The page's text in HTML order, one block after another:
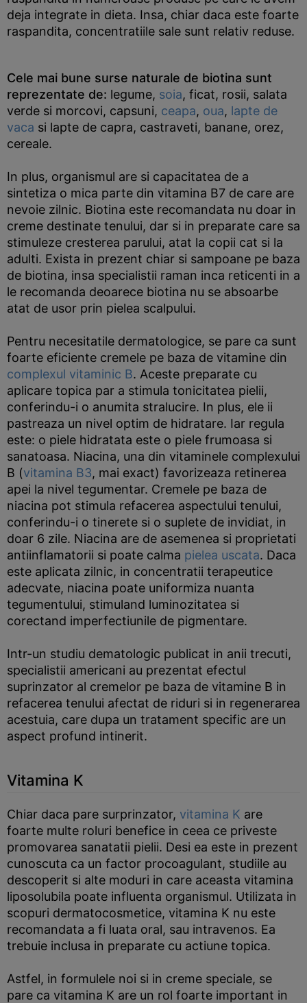
deja integrate in dieta. Insa, chiar daca este foarte
raspandita, concentratiile sale sunt relativ reduse.
Cele mai bune surse naturale de biotina sunt
reprezentate de: legume, soia, ficat, rosii, salata
verde si morcovi, capsuni, ceapa, oua, lapte de
vaca si lapte de capra, castraveti, banane, orez,
cereale.
In plus, organismul are si capacitatea de a
sintetiza o mica parte din vitamina B7 de care are
nevoie zilnic. Biotina este recomandata nu doar in
creme destinate tenului, dar si in preparate care sa
stimuleze cresterea parului, atat la copii cat si la
adulti. Exista in prezent chiar si sampoane pe baza
de biotina, insa specialistii raman inca reticenti in a
le recomanda deoarece biotina nu se absoarbe
atat de usor prin pielea scalpului.
Pentru necesitatile dermatologice, se pare ca sunt
foarte eficiente cremele pe baza de vitamine din
complexul vitaminic B. Aceste preparate cu
aplicare topica par a stimula tonicitatea pielii,
conferindu-i o anumita stralucire. In plus, ele ii
pastreaza un nivel optim de hidratare. Iar regula
este: o piele hidratata este o piele frumoasa si
sanatoasa. Niacina, una din vitaminele complexului
B (vitamina B3, mai exact) favorizeaza retinerea
apei la nivel tegumentar. Cremele pe baza de
niacina pot stimula refacerea aspectului tenului,
conferindu-i o tinerete si o suplete de invidiat, in
doar 6 zile. Niacina are de asemenea si proprietati
antiinflamatorii si poate calma pielea uscata. Daca
este aplicata zilnic, in concentratii terapeutice
adecvate, niacina poate uniformiza nuanta
tegumentului, stimuland luminozitatea si
corectand imperfectiunile de pigmentare.
Intr-un studiu dematologic publicat in anii trecuti,
specialistii americani au prezentat efectul
suprinzator al cremelor pe baza de vitamine B in
refacerea tenului afectat de riduri si in regenerarea
acestuia, care dupa un tratament specific are un
aspect profund intinerit.
Vitamina K
Chiar daca pare surprinzator, vitamina K are
foarte multe roluri benefice in ceea ce priveste
promovarea sanatatii pielii. Desi ea este in prezent
cunoscuta ca un factor procoagulant, studiile au
descoperit si alte moduri in care aceasta vitamina
liposolubila poate influenta organismul. Utilizata in
scopuri dermatocosmetice, vitamina K nu este
recomandata a fi luata oral, sau intravenos. Ea
trebuie inclusa in preparate cu actiune topica.
Astfel, in formulele noi si in creme speciale, se
pare ca vitamina K are un rol foarte important in